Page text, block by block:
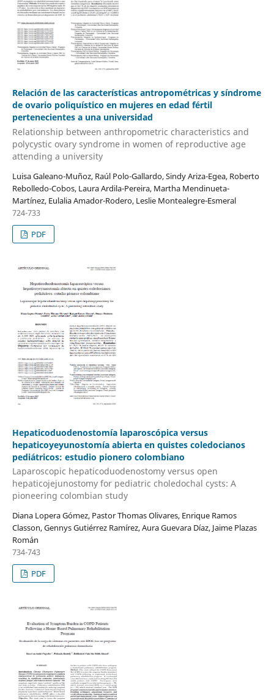
Relación de las características antropométricas y síndrome
de ovario poliquístico en mujeres en edad fértil
pertenecientes a una universidad
Relationship between anthropometric characteristics and
polycystic ovary syndrome in women of reproductive age
attending a university
Luisa Galeano-Muñoz, Raúl Polo-Gallardo, Sindy Ariza-Egea, Roberto
Rebolledo-Cobos, Laura Ardila-Pereira, Martha Mendinueta-
Martínez, Eulalia Amador-Rodero, Leslie Montealegre-Esmeral
724-733
PDF
Hepaticoduodenostomía laparoscópica versus
hepaticoyeyunostomía abierta en quistes coledocianos
pediátricos: estudio pionero colombiano
Laparoscopic hepaticoduodenostomy versus open
hepaticojejunostomy for pediatric choledochal cysts: A
pioneering colombian study
Diana Lopera Gómez, Pastor Thomas Olivares, Enrique Ramos
Classon, Gennys Gutiérrez Ramírez, Aura Guevara Díaz, Jaime Plazas
Román
734-743
PDF